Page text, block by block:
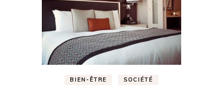
BIEN-ÊTRE SOCIÉTÉ